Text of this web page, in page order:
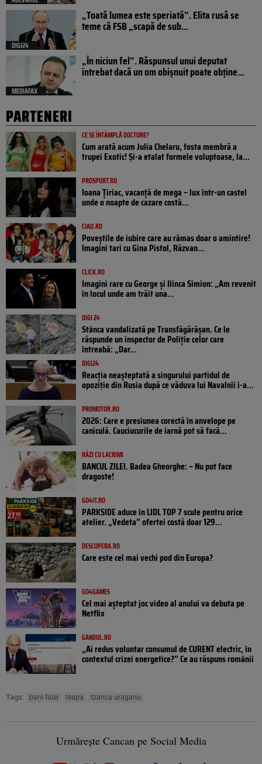
DIGI24
„Toată lumea este speriată”. Elita rusă se
teme că FSB „scapă de sub...
MEDIAFAX
„În niciun fel”. Răspunsul unui deputat
întrebat dacă un om obișnuit poate obține...
PARTENERI
CE SE ÎNTÂMPLĂ DOCTORE?
Cum arată acum Julia Chelaru, fosta membră a
trupei Exotic! Și-a etalat formele voluptoase, la...
PROSPORT.RO
Ioana Țiriac, vacanță de mega – lux într-un castel
unde o noapte de cazare costă...
CIAO.RO
Poveştile de iubire care au rămas doar o amintire!
Imagini tari cu Gina Pistol, Răzvan...
CLICK.RO
Imagini rare cu George și Ilinca Simion: „Am revenit
în locul unde am trăit una...
DIGI 24
Stânca vandalizată pe Transfăgărășan. Ce le
răspunde un inspector de Poliție celor care
întreabă: „Dar...
DIGI24
Reacția neașteptată a singurului partidul de
opoziţie din Rusia după ce văduva lui Navalnîi i-a...
PROMOTOR.RO
2026: Care e presiunea corectă în anvelope pe
caniculă. Cauciucurile de iarnă pot să facă...
RÂZI CU LACRIMI
BANCUL ZILEI. Badea Gheorghe: – Nu pot face
dragoste!
GO4IT.RO
PARKSIDE aduce în LIDL TOP 7 scule pentru orice
atelier. „Vedeta” ofertei costă doar 129...
DESCOPERA.RO
Care este cel mai vechi pod din Europa?
GO4GAMES
Cel mai așteptat joc video al anului va debuta pe
Netflix
GANDUL.RO
„Ai redus voluntar consumul de CURENT electric, în
contextul crizei energetice?” Ce au răspuns românii
Tags: bani falsi teapa tzanca uraganu
Urmărește Cancan pe Social Media